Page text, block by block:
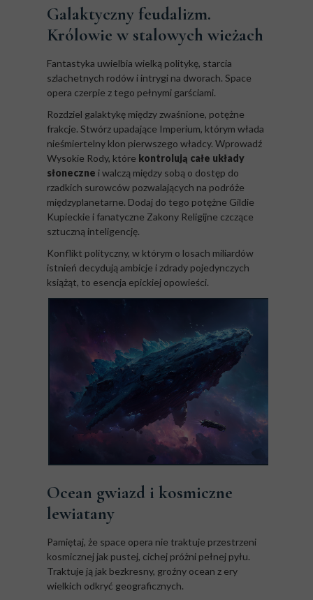
Galaktyczny feudalizm.
Królowie w stalowych wieżach
Fantastyka uwielbia wielką politykę, starcia
szlachetnych rodów i intrygi na dworach. Space
opera czerpie z tego pełnymi garściami.
Rozdziel galaktykę między zwaśnione, potężne
frakcje. Stwórz upadające Imperium, którym włada
nieśmiertelny klon pierwszego władcy. Wprowadź
Wysokie Rody, które kontrolują całe układy
słoneczne i walczą między sobą o dostęp do
rzadkich surowców pozwalających na podróże
międzyplanetarne. Dodaj do tego potężne Gildie
Kupieckie i fanatyczne Zakony Religijne czczące
sztuczną inteligencję.
Konflikt polityczny, w którym o losach miliardów
istnień decydują ambicje i zdrady pojedynczych
książąt, to esencja epickiej opowieści.
Ocean gwiazd i kosmiczne
lewiatany
Pamiętaj, że space opera nie traktuje przestrzeni
kosmicznej jak pustej, cichej próżni pełnej pyłu.
Traktuje ją jak bezkresny, groźny ocean z ery
wielkich odkryć geograficznych.